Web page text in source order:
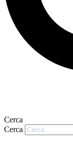
Cerca
Cerca